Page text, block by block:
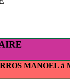
MANOEL à